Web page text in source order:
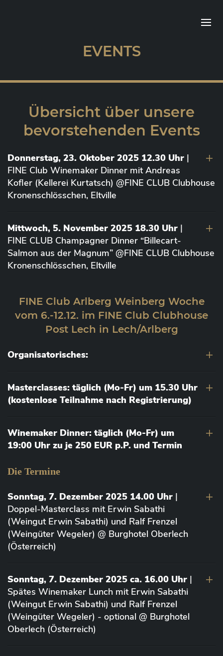
EVENTS
Übersicht über unsere
bevorstehenden Events
Donnerstag, 23. Oktober 2025 12.30 Uhr |
FINE Club Winemaker Dinner mit Andreas
Kofler (Kellerei Kurtatsch) @FINE CLUB Clubhouse
Kronenschlösschen, Eltville
Mittwoch, 5. November 2025 18.30 Uhr |
FINE CLUB Champagner Dinner “Billecart-
Salmon aus der Magnum” @FINE CLUB Clubhouse
Kronenschlösschen, Eltville
FINE Club Arlberg Weinberg Woche
vom 6.-12.12. im FINE Club Clubhouse
Post Lech in Lech/Arlberg
Organisatorisches:
Masterclasses: täglich (Mo-Fr) um 15.30 Uhr
(kostenlose Teilnahme nach Registrierung)
Winemaker Dinner: täglich (Mo-Fr) um
19:00 Uhr zu je 250 EUR p.P. und Termin
Die Termine
Sonntag, 7. Dezember 2025 14.00 Uhr |
Doppel-Masterclass mit Erwin Sabathi
(Weingut Erwin Sabathi) und Ralf Frenzel
(Weingüter Wegeler) @ Burghotel Oberlech
(Österreich)
Sonntag, 7. Dezember 2025 ca. 16.00 Uhr |
Spätes Winemaker Lunch mit Erwin Sabathi
(Weingut Erwin Sabathi) und Ralf Frenzel
(Weingüter Wegeler) - optional @ Burghotel
Oberlech (Österreich)